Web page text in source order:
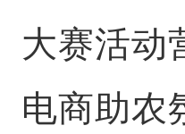
大赛活动
电商助农